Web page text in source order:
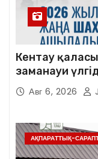
Кентау
заманауи
Авг 6, 2026
АҚПАРАТТЫҚ-